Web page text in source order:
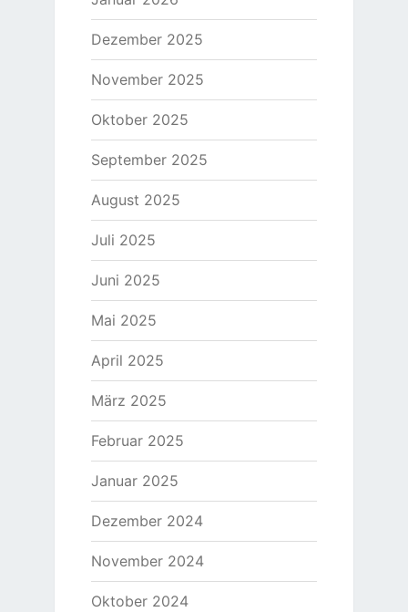
Dezember 2025
November 2025
Oktober 2025
September 2025
August 2025
Juli 2025
Juni 2025
Mai 2025
April 2025
März 2025
Februar 2025
Januar 2025
Dezember 2024
November 2024
Oktober 2024